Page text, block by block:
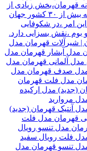
قهرمان،بخش زیادی از
تولیدات خود را به بیش از ۳۰ کشور جهان
امر ،در شکوفایی
،نقش بسزایی دارد.
| شیرآلات قهرمان مدل
مدل آبشار قهرمان مدل
مدل آلمانی قهرمان مدل
مدل صدف قهرمان مدل
مدل فلت قهرمان
(جدید) مدل ارکیده
مروارید
آنتیک قهرمان (جدید)
قهرمان مدل فلت
مدل تنسو رویال
فلت رویال سفید
تنسو قهرمان مدل